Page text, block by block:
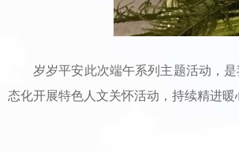
岁岁平安此次端午系列主题活动，
态化开展特色人文关怀活动，持续精进